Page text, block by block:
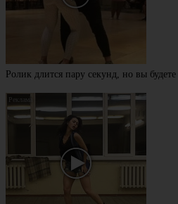
Ролик длится пару секунд, но вы